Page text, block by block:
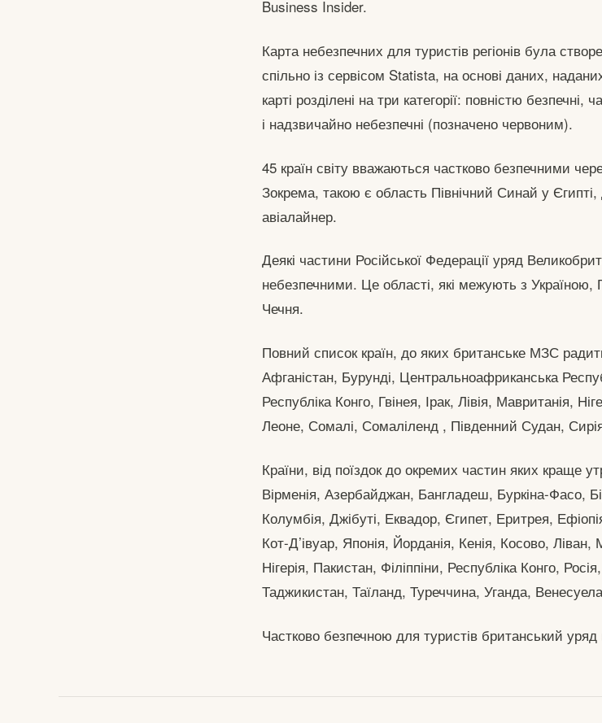
Business Insider.
Карта небезпечних для туристів регіонів була
спільно із сервісом Statista, на основі даних,
карті розділені на три категорії: повністю
і надзвичайно небезпечні (позначено червоним).
45 країн світу вважаються частково безпечними
Зокрема, такою є область Північний Синай у
авіалайнер.
Деякі частини Російської Федерації уряд
небезпечними. Це області, які межують з
Чечня.
Повний список країн, до яких британське МЗС
Афганістан, Бурунді, Центральноафриканська
Республіка Конго, Гвінея, Ірак, Лівія, Мавританія,
Леоне, Сомалі, Сомаліленд , Південний Судан,
Країни, від поїздок до окремих частин яких краще
Вірменія, Азербайджан, Бангладеш, Буркіна-Фасо,
Колумбія, Джібуті, Еквадор, Єгипет, Еритрея,
Кот-Д’івуар, Японія, Йорданія, Кенія, Косово,
Нігерія, Пакистан, Філіппіни, Республіка Конго,
Таджикистан, Таїланд, Туреччина, Уганда,
Частково безпечною для туристів британський уряд